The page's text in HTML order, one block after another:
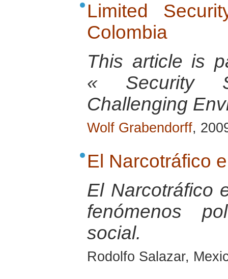
Limited
Colombia
This article is
« Security
Challenging
Wolf Grabendorff,
El Narcotráfico
El Narcotráfico
fenómenos
social.
Rodolfo Salazar,